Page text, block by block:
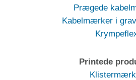
Prægede
Kabelmærker i
Printede